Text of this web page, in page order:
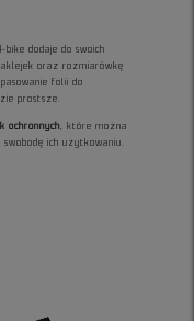
dodaje do swoich
oraz rozmiarówkę
folii do
prostsze.
ochronnych
, które można
ich użytkowaniu.